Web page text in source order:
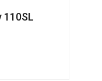
110SL